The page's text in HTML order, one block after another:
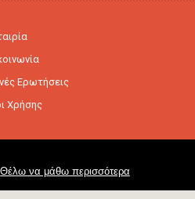
Θέλω να μάθω περισσότερα
Ερωτήσεις
Χρήσης